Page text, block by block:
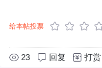
给本帖投票
23 回复 打赏